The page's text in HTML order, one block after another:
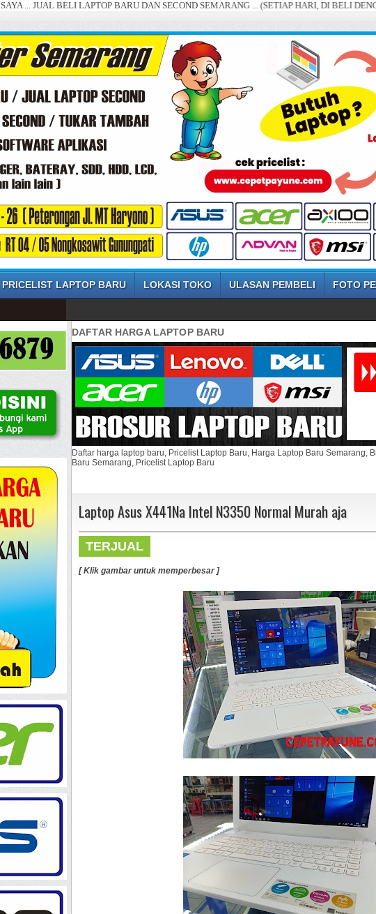
BELI LAPTOP BARU DAN SECOND SEMARANG ... (SETIAP HARI, DI BELI DENGAN
PRICELIST LAPTOP BARU LOKASI TOKO ULASAN PEMBELI FOTO
DAFTAR HARGA LAPTOP BARU
Daftar harga laptop baru, Pricelist Laptop Baru, Harga Laptop Baru Semarang,
Baru Semarang, Pricelist Laptop Baru
Laptop Asus X441Na Intel N3350 Normal Murah aja
TERJUAL
[ Klik gambar untuk memperbesar ]